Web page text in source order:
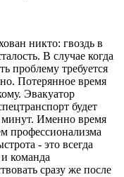
никто: гвоздь в
В случае когда
проблему требуется
Потерянное время
Эвакуатор
будет
минут. Именно время
профессионализма
- это всегда
команда
сразу же после